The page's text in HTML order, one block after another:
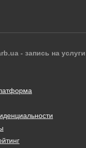
- запись на